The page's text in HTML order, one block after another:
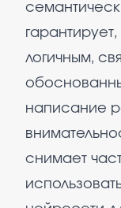
гарантирует,
логичным,
написание
снимает